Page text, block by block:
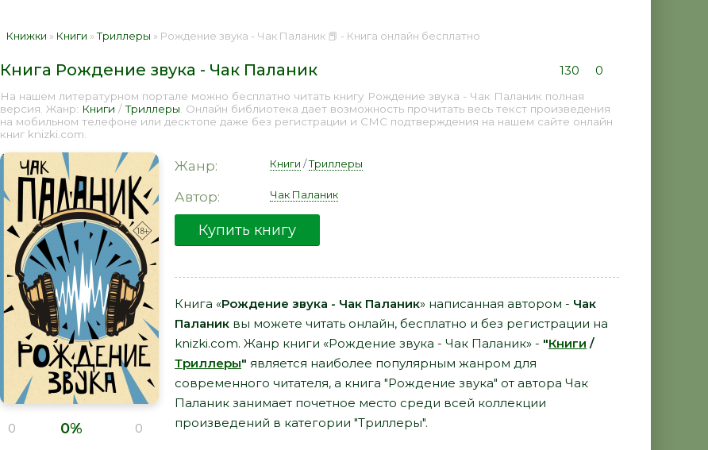
Книжки » Книги »Триллеры » Рождение звука - Чак Паланик 📕 - Книга онлайн бесплатно
Книга Рождение звука - Чак Паланик 130 0
На нашем литературном портале можно бесплатно читать книгу Рождение звука - Чак Паланик полная
версия. Жанр: Книги /Триллеры . Онлайн библиотека дает возможность прочитать весь текст произведения
на мобильном телефоне или десктопе даже без регистрации и СМС подтверждения на нашем сайте онлайн
книг knizki.com.
0 0% 0
Жанр: Книги /Триллеры
Автор: Чак Паланик
Купить книгу
Книга «Рождение звука - Чак Паланик» написанная автором - Чак
Паланик вы можете читать онлайн, бесплатно и без регистрации на
knizki.com. Жанр книги «Рождение звука - Чак Паланик» - "Книги /
Триллеры" является наиболее популярным жанром для
современного читателя, а книга "Рождение звука" от автора Чак
Паланик занимает почетное место среди всей коллекции
произведений в категории "Триллеры".